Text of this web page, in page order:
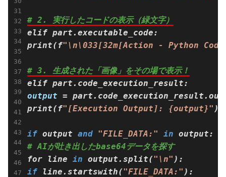
# 2. 実行したコードの表示（緑文字）
elif part.executable_code:
print(f"\n\033[32m[Action - Python
# 3. 生成された「画像」をその場で表示！
output =
print(f"[Execution Output]: {output}" )
if output and "FILE_DATA:" in
# AIが吐き出したbase64データを探す
for line in output.split("\n"
if line.startswith("FILE_DATA:" ):